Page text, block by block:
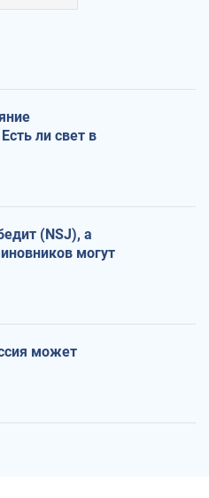
ли свет в
(NSJ), а
могут
может